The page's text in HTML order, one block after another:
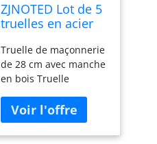
ZJNOTED Lot de 5
truelles en acier
manche en bois,
truelle de
maçonnerie,
truelle pointue,
truelle margée
Truelle de maçonnerie
de 28 cm avec manche
en bois Truelle
avec manche en bois
Truelle à marge avec
manche en bois